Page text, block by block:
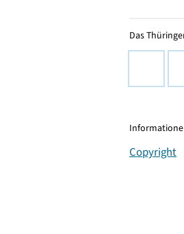
Das
Copyright